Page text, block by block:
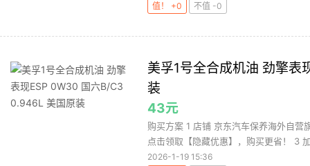
值！ +0
不值 -0
美孚1号全合成机油 劲擎
装
43元
购买方案 1 店铺 京东汽车保养海外自
点击领取【隐藏优惠】，购买更省！ 3
2026-1-19 15:36